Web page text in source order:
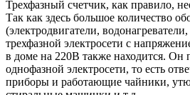
Трехфазный счетчик, как правило,
Так как здесь большое количество
(электродвигатели,
трехфазной электросети с
в доме на 220В также находится. Он
однофазной электросети, то есть
приборы и работающие чайники,